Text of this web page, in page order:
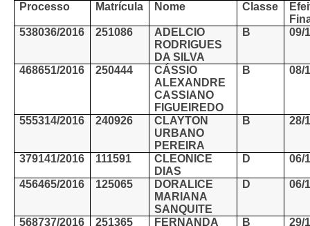
Processo Matrícula Nome Classe
538036/2016
251086
ADELCIO
RODRIGUES
DA SILVA
B 09/
468651/2016 250444
CÁSSIO
ALEXANDRE
CASSIANO
FIGUEIREDO
B 08/
555314/2016 240926
CLAYTON
URBANO
PEREIRA
B 28/
379141/2016 111591
CLEONICE
DIAS
D 06/
456465/2016 125065
DORALICE
MARIANA
SANQUITE
D 06/
568737/2016 251365
FERNANDA
B 29/